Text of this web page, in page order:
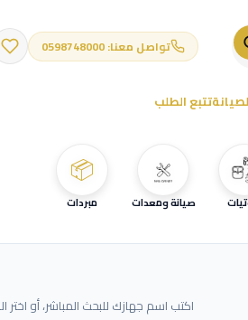
تواصل معنا: 0598748000
تتبع الطلب
صيانة ومعدات
📦
مبردات
اكتب اسم جهازك للبحث المباشر، أو اختر